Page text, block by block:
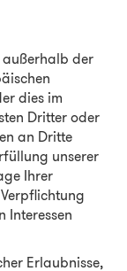
der
dies im
Dritter oder
an Dritte
unserer
Ihrer
Interessen
Erlaubnisse,